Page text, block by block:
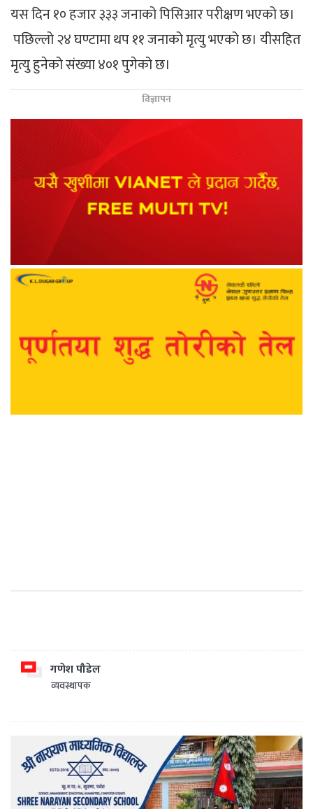
यस दिन १० हजार ३३३ जनाको पिसिआर परीक्षण भएको छ।
पछिल्लो २४ घण्टामा थप ११ जनाको मृत्यु भएको छ। यीसहित
मृत्यु हुनेको संख्या ४०१ पुगेको छ।
विज्ञापन
गणेश पौडेल
व्यवस्थापक